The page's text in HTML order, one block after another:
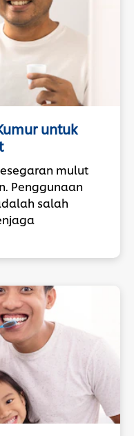
untuk
mulut
Penggunaan
salah